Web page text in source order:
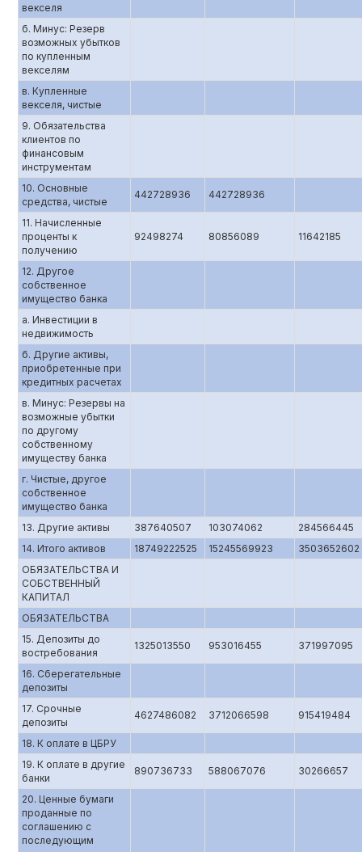
векселя
б. Минус: Резерв
возможных убытков
по купленным
векселям
в. Купленные
векселя, чистые
9. Обязательства
клиентов по
финансовым
инструментам
10. Основные
средства, чистые
442728936 442728936
11. Начисленные
проценты к
получению
92498274 80856089 11642185
12. Другое
собственное
имущество банка
а. Инвестиции в
недвижимость
б. Другие активы,
приобретенные при
кредитных расчетах
в. Минус: Резервы на
возможные убытки
по другому
собственному
имуществу банка
г. Чистые, другое
собственное
имущество банка
13. Другие активы
387640507 103074062
284566445
14. Итого активов
18749222525 15245569923
3503652602
ОБЯЗАТЕЛЬСТВА И
СОБСТВЕННЫЙ
КАПИТАЛ
ОБЯЗАТЕЛЬСТВА
15. Депозиты до
востребования
1325013550 953016455 371997095
16. Сберегательные
депозиты
17. Срочные
депозиты
4627486082 3712066598 915419484
18. К оплате в ЦБРУ
19. К оплате в другие
банки
890736733 588067076 30266657
20. Ценные бумаги
проданные по
соглашению с
последующим